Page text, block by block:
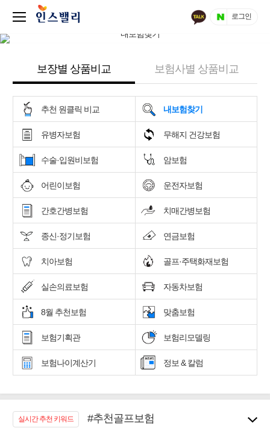
로그인
보장별 상품비교 보험사별 상품비교
추천 원클릭 비교 내보험찾기
유병자보험 무해지 건강보험
수술·입원비보험 암보험
어린이보험 운전자보험
간호간병보험 치매간병보험
종신·정기보험 연금보험
치아보험 골프·주택화재보험
실손의료보험 자동차보험
8월 추천보험 맞춤보험
보험기획관 보험리모델링
보험나이계산기 정보 & 칼럼
실시간 추천 키워드
#추천골프보험